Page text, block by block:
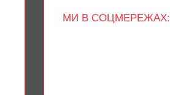
МИ В СОЦМЕРЕЖАХ: